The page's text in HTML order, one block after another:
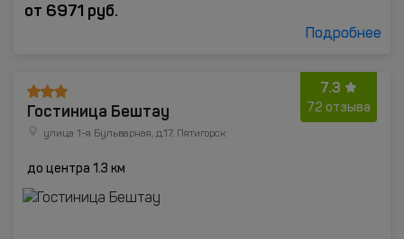
от 6971 руб.
Подробнее
7.3
72 отзыва
Гостиница Бештау
улица 1-я Бульварная, д.17, Пятигорск
до центра 1.3 км